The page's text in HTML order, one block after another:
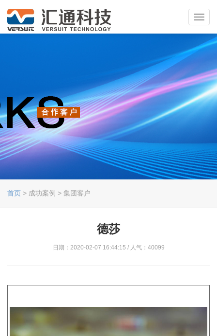
首页 > 成功案例 > 集团客户
德莎
日期：2020-02-07 16:44:15 / 人气：40099